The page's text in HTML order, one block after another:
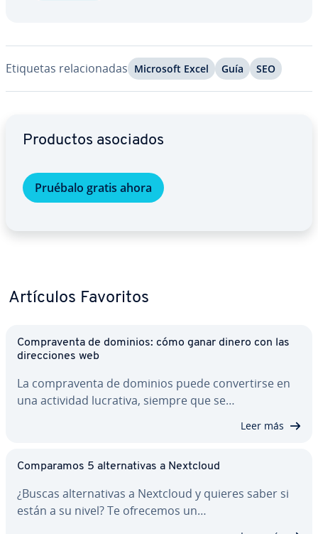
Etiquetas re­la­cio­na­das Microsoft Excel Guía SEO
Productos asociados
Pruébalo gratis ahora
Artículos Favoritos
Co­m­pra­ve­n­ta de dominios: cómo ganar dinero con las
di­re­c­cio­nes web
La co­m­pra­ve­n­ta de dominios puede co­n­ve­r­ti­r­se en
una actividad lucrativa, siempre que se…
Leer más
Co­m­pa­ra­mos 5 al­te­r­na­ti­vas a Nextcloud
¿Buscas al­te­r­na­ti­vas a Nextcloud y quieres saber si
están a su nivel? Te ofrecemos un…